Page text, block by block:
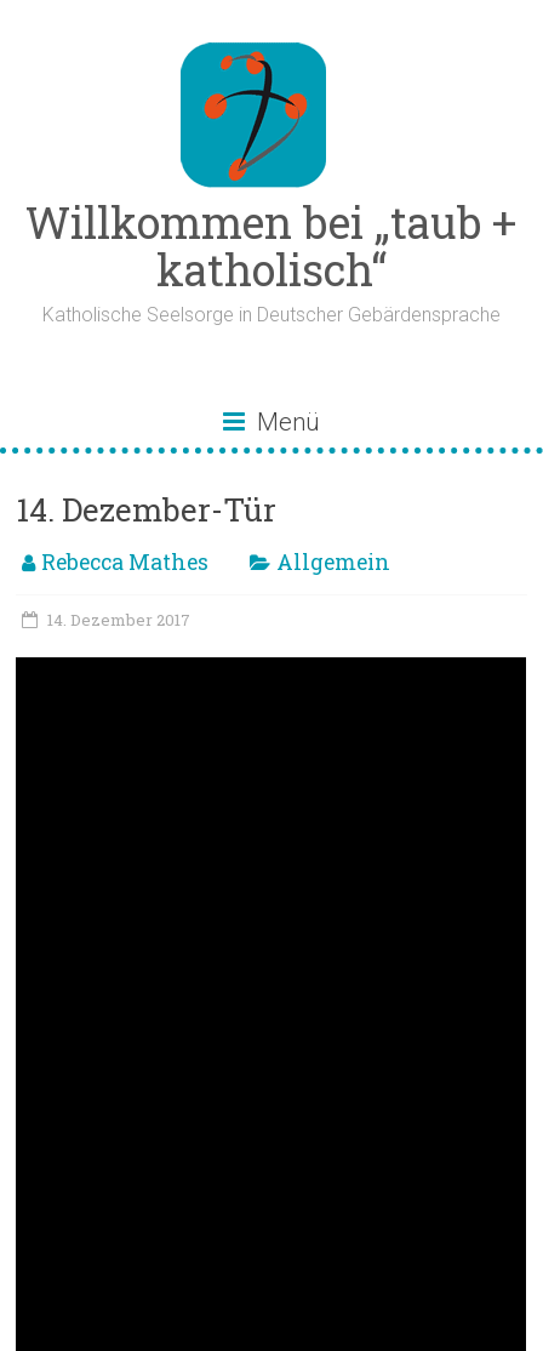
Willkommen bei „taub +
katholisch“
Katholische Seelsorge in Deutscher Gebärdensprache
Menü
14. Dezember-Tür
Rebecca Mathes Allgemein
14. Dezember 2017